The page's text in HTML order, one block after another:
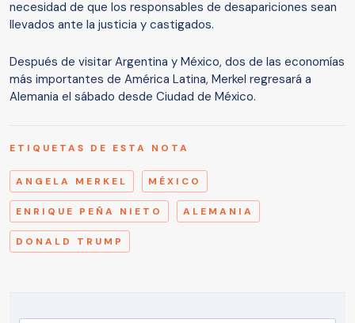
necesidad de que los responsables de desapariciones sean
llevados ante la justicia y castigados.
Después de visitar Argentina y México, dos de las economías
más importantes de América Latina, Merkel regresará a
Alemania el sábado desde Ciudad de México.
ETIQUETAS DE ESTA NOTA
ANGELA MERKEL MÉXICO
ENRIQUE PEÑA NIETO ALEMANIA
DONALD TRUMP